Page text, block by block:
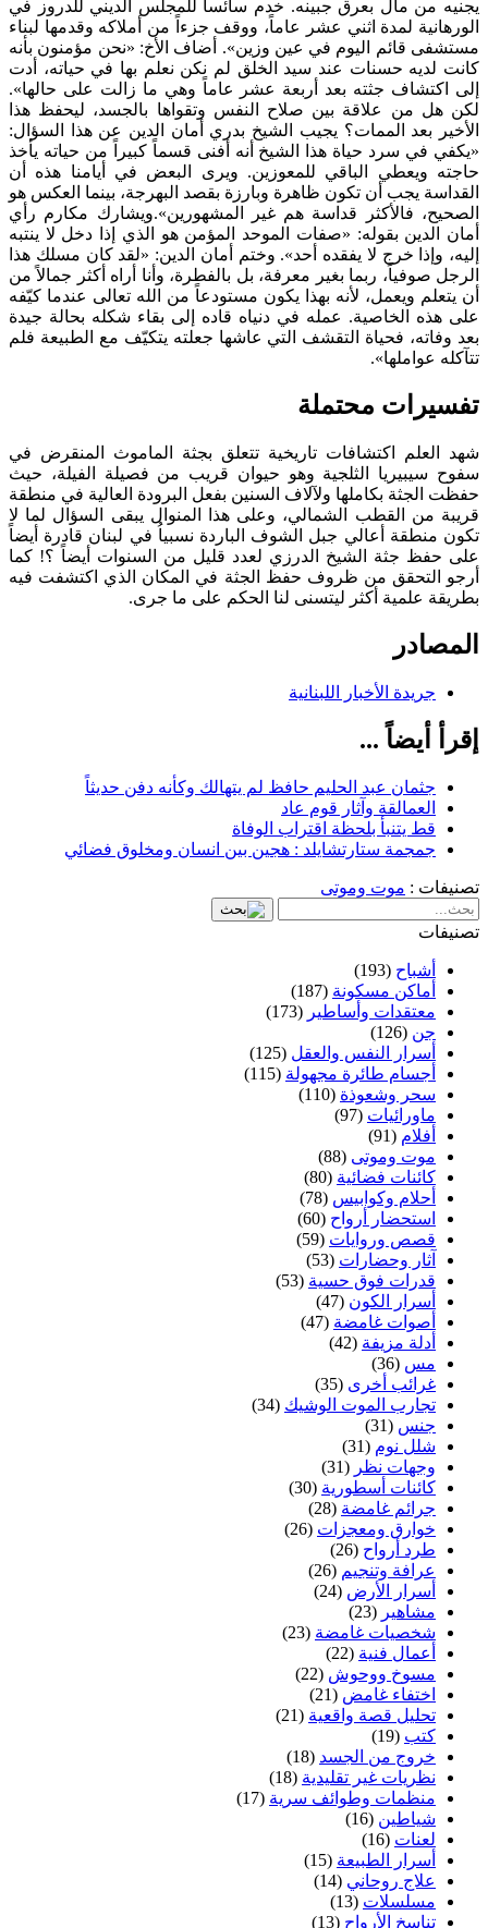
يجنيه من مال بعرق جبينه. خدم سائساً للمجلس الديني للدروز في
الورهانية لمدة اثني عشر عاماً، ووقف جزءاً من أملاكه وقدمها لبناء
مستشفى قائم اليوم في عين وزين». أضاف الأخ: «نحن مؤمنون بأنه
كانت لديه حسنات عند سيد الخلق لم نكن نعلم بها في حياته، أدت
إلى اكتشاف جثته بعد أربعة عشر عاماً وهي ما زالت على حالها».
لكن هل من علاقة بين صلاح النفس وتقواها بالجسد، ليحفظ هذا
الأخير بعد الممات؟ يجيب الشيخ بدري أمان الدين عن هذا السؤال:
«يكفي في سرد حياة هذا الشيخ أنه أفنى قسماً كبيراً من حياته يأخذ
حاجته ويعطي الباقي للمعوزين. ويرى البعض في أيامنا هذه أن
القداسة يجب أن تكون ظاهرة وبارزة بقصد البهرجة، بينما العكس هو
الصحيح، فالأكثر قداسة هم غير المشهورين».ويشارك مكارم رأي
أمان الدين بقوله: «صفات الموحد المؤمن هو الذي إذا دخل لا ينتبه
إليه، وإذا خرج لا يفقده أحد». وختم أمان الدين: «لقد كان مسلك هذا
الرجل صوفياً، ربما بغير معرفة، بل بالفطرة، وأنا أراه أكثر جمالاً من
أن يتعلم ويعمل، لأنه بهذا يكون مستودعاً من الله تعالى عندما كيّفه
على هذه الخاصية. عمله في دنياه قاده إلى بقاء شكله بحالة جيدة
بعد وفاته، فحياة التقشف التي عاشها جعلته يتكيّف مع الطبيعة فلم
تتآكله عواملها».
تفسيرات محتملة
شهد العلم اكتشافات تاريخية تتعلق بجثة الماموث المنقرض في
سفوح سيبيريا الثلجية وهو حيوان قريب من فصيلة الفيلة، حيث
حفظت الجثة بكاملها ولآلاف السنين بفعل البرودة العالية في منطقة
قريبة من القطب الشمالي، وعلى هذا المنوال يبقى السؤال لما لا
تكون منطقة أعالي جبل الشوف الباردة نسبياُ في لبنان قادرة أيضاً
على حفظ جثة الشيخ الدرزي لعدد قليل من السنوات أيضاً ؟! كما
أرجو التحقق من ظروف حفظ الجثة في المكان الذي اكتشفت فيه
بطريقة علمية أكثر ليتسنى لنا الحكم على ما جرى.
المصادر
جريدة الأخبار اللبنانية
إقرأ أيضاً ...
جثمان عبد الحليم حافظ لم يتهالك وكأنه دفن حديثاً
العمالقة وآثار قوم عاد
قط يتنبأ بلحظة اقتراب الوفاة
جمجمة ستارتشايلد : هجين بين انسان ومخلوق فضائي
تصنيفات : موت وموتى
تصنيفات
أشباح (193)
أماكن مسكونة (187)
معتقدات وأساطير (173)
جن (126)
أسرار النفس والعقل (125)
أجسام طائرة مجهولة (115)
سحر وشعوذة (110)
ماورائيات (97)
أفلام (91)
موت وموتى (88)
كائنات فضائية (80)
أحلام وكوابيس (78)
استحضار أرواح (60)
قصص وروايات (59)
آثار وحضارات (53)
قدرات فوق حسية (53)
أسرار الكون (47)
أصوات غامضة (47)
أدلة مزيفة (42)
مس (36)
غرائب أخرى (35)
تجارب الموت الوشيك (34)
جنس (31)
شلل نوم (31)
وجهات نظر (31)
كائنات أسطورية (30)
جرائم غامضة (28)
خوارق ومعجزات (26)
طرد أرواح (26)
عرافة وتنجيم (26)
أسرار الأرض (24)
مشاهير (23)
شخصيات غامضة (23)
أعمال فنية (22)
مسوخ ووحوش (22)
اختفاء غامض (21)
تحليل قصة واقعية (21)
كتب (19)
خروج من الجسد (18)
نظريات غير تقليدية (18)
منظمات وطوائف سرية (17)
شياطين (16)
لعنات (16)
أسرار الطبيعة (15)
علاج روحاني (14)
مسلسلات (13)
تناسخ الأرواح (13)